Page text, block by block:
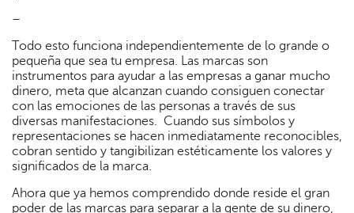
–
Todo esto funciona independientemente de lo grande o
pequeña que sea tu empresa. Las marcas son
instrumentos para ayudar a las empresas a ganar mucho
dinero, meta que alcanzan cuando consiguen conectar
con las emociones de las personas a través de sus
diversas manifestaciones. Cuando sus símbolos y
representaciones se hacen inmediatamente reconocibles,
cobran sentido y tangibilizan estéticamente los valores y
significados de la marca.
Ahora que ya hemos comprendido donde reside el gran
poder de las marcas para separar a la gente de su dinero,